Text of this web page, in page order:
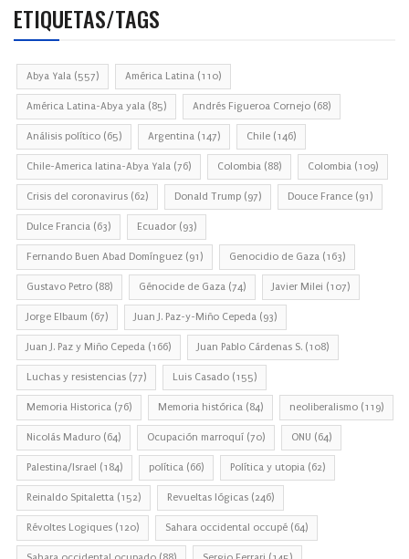
ETIQUETAS/TAGS
Abya Yala (557) América Latina (110)
América Latina-Abya yala (85) Andrés Figueroa Cornejo (68)
Análisis político (65) Argentina (147) Chile (146)
Chile-America latina-Abya Yala (76) Colombia (88) Colombia (109)
Crisis del coronavirus (62) Donald Trump (97) Douce France (91)
Dulce Francia (63) Ecuador (93)
Fernando Buen Abad Domínguez (91) Genocidio de Gaza (163)
Gustavo Petro (88) Génocide de Gaza (74) Javier Milei (107)
Jorge Elbaum (67) Juan J. Paz-y-Miño Cepeda (93)
Juan J. Paz y Miño Cepeda (166) Juan Pablo Cárdenas S. (108)
Luchas y resistencias (77) Luis Casado (155)
Memoria Historica (76) Memoria histórica (84) neoliberalismo (119)
Nicolás Maduro (64) Ocupación marroquí (70) ONU (64)
Palestina/Israel (184) política (66) Política y utopia (62)
Reinaldo Spitaletta (152) Revueltas lógicas (246)
Révoltes Logiques (120) Sahara occidental occupé (64)